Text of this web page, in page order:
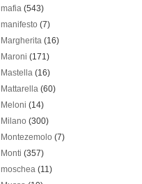
mafia (543)
manifesto (7)
Margherita (16)
Maroni (171)
Mastella (16)
Mattarella (60)
Meloni (14)
Milano (300)
Montezemolo (7)
Monti (357)
moschea (11)